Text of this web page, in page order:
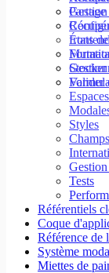
frontend
Stocker
Valider
États
Styles
Tests
Référentiels
Coque
Référence
Système
Miettes de